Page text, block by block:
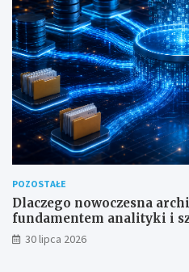
POZOSTAŁE
Dlaczego nowoczesna
fundamentem analityki i
przedsiębiorstwach?
30 lipca 2026